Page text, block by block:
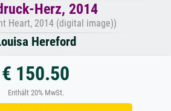
Herz, 2014
Heart, 2014 (digital image))
Hereford
€ 150.50
Enthält 20% MwSt.